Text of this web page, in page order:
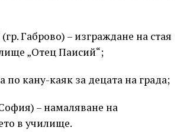
Габрово) – изграждане на стая
„Отец Паисий“;
по кану-каяк за децата на града;
– намаляване на
в училище.